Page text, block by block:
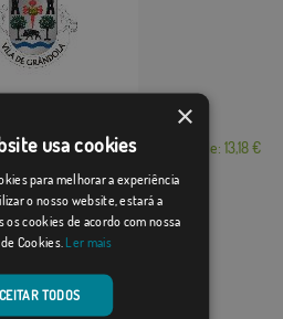
Desde: 13,18 €
×
usa cookies
para melhorar a experiência
o nosso website, estará a
os cookies de acordo com nossa
Cookies. Ler mais
TODOS